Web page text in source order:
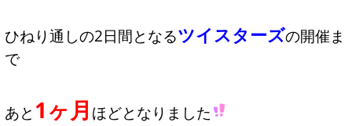
ひねり通しの2日間となるツイスターズの開催ま
で
あと 1ヶ月 ほどとなりました